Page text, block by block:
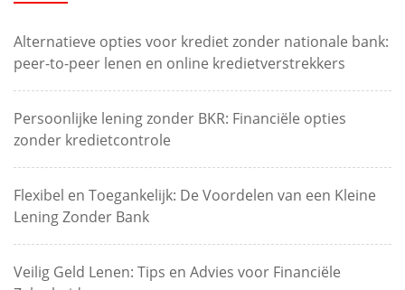
Alternatieve opties voor krediet zonder nationale bank:
peer-to-peer lenen en online kredietverstrekkers
Persoonlijke lening zonder BKR: Financiële opties
zonder kredietcontrole
Flexibel en Toegankelijk: De Voordelen van een Kleine
Lening Zonder Bank
Veilig Geld Lenen: Tips en Advies voor Financiële